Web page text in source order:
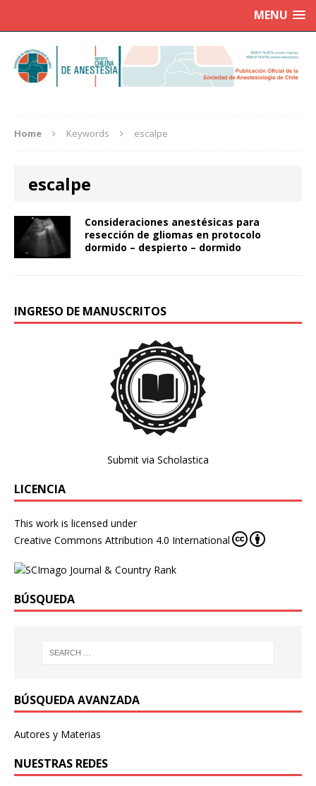
MENU
Home Keywords escalpe
escalpe
Consideraciones anestésicas para
resección de gliomas en protocolo
dormido – despierto – dormido
INGRESO DE MANUSCRITOS
Submit via Scholastica
LICENCIA
This work is licensed under
Creative Commons Attribution 4.0 International
BÚSQUEDA
BÚSQUEDA AVANZADA
Autores y Materias
NUESTRAS REDES